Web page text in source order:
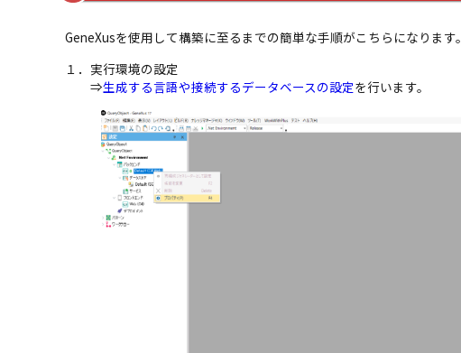
GeneXusを使用して構築に至るまでの簡単な手順がこちらになります。
１．実行環境の設定
⇒生成する言語や接続するデータベースの設定を行います。